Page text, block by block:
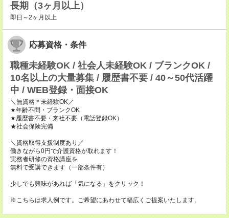
長期（3ヶ月以上）
即日～2ヶ月以上
応募資格・条件
職種未経験OK / 社会人未経験OK / ブランクOK /
10名以上の大量募集 / 履歴書不要 / 40～50代活躍
中 / WEB登録・面接OK
＼無資格＊未経験OK／
★年齢不問・ブランクOK
★履歴書不要・来社不要（電話登録OK）
★社会保険完備
＼資格取得支援制度あり／
働きながら0円で介護資格が取れます！
実務者研修の資格講座を
無料で受講できます（一部条件有）
少しでも興味があれば「気になる」をクリック！
※こちらは求人例です。ご希望にあわせて幅広くご提案いたします。